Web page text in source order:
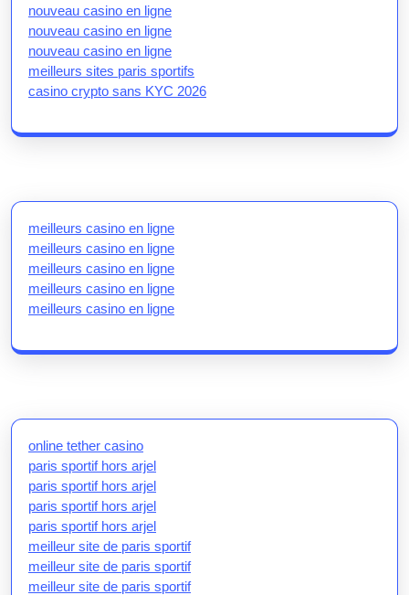
nouveau casino en ligne
nouveau casino en ligne
nouveau casino en ligne
meilleurs sites paris sportifs
casino crypto sans KYC 2026
meilleurs casino en ligne
meilleurs casino en ligne
meilleurs casino en ligne
meilleurs casino en ligne
meilleurs casino en ligne
online tether casino
paris sportif hors arjel
paris sportif hors arjel
paris sportif hors arjel
paris sportif hors arjel
meilleur site de paris sportif
meilleur site de paris sportif
meilleur site de paris sportif